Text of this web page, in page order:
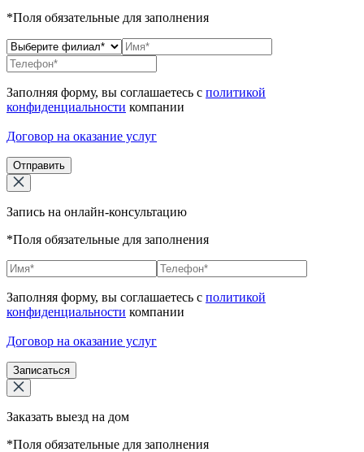
*Поля обязательные для заполнения
Заполняя форму, вы соглашаетесь с политикой
конфиденциальности компании
Договор на оказание услуг
Отправить
Запись на онлайн-консультацию
*Поля обязательные для заполнения
Заполняя форму, вы соглашаетесь с политикой
конфиденциальности компании
Договор на оказание услуг
Записаться
Заказать выезд на дом
*Поля обязательные для заполнения